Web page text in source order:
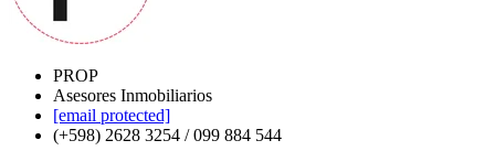
PROP
Asesores Inmobiliarios
[email protected]
(+598) 2628 3254 / 099 884 544